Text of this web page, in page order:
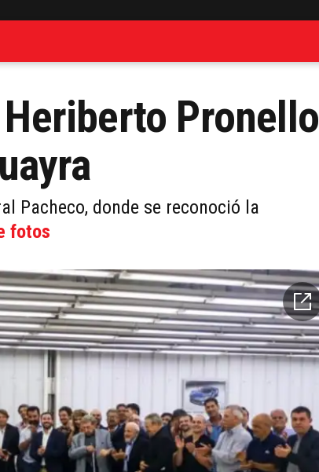
Pronello
Pacheco, donde se reconoció la
fotos